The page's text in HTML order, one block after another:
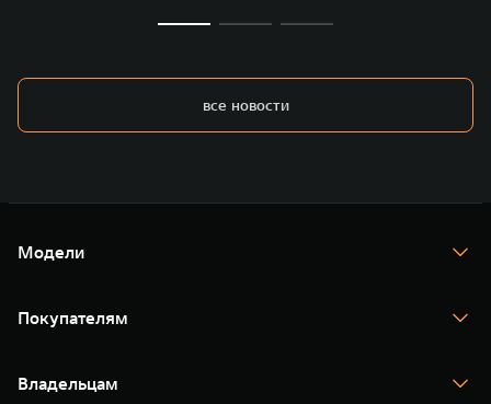
все новости
Модели
TANK 400
TANK 500
Покупателям
Тест-драйв
TANK Финансы
Владельцам